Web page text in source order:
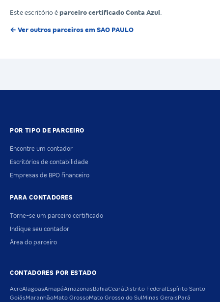
Este escritório é parceiro certificado Conta Azul
← Ver outros parceiros em SAO PAULO
POR TIPO DE PARCEIRO
Encontre um contador
Escritórios de contabilidade
Empresas de BPO financeiro
PARA CONTADORES
Torne-se um parceiro certificado
Indique seu contador
Área do parceiro
CONTADORES POR ESTADO
AcreAlagoasAmapáAmazonas BahiaCeará Distrito Federal Espírito Santo
GoiásMaranhãoMato GrossoMato Grosso do Sul Minas Gerais Pará